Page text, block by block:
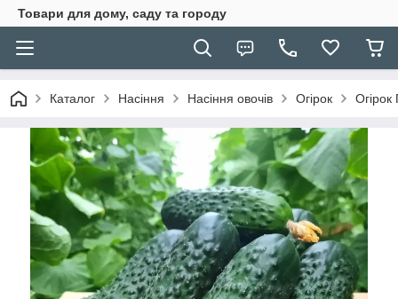
Товари для дому, саду та городу
Каталог Насіння Насіння овочів Огірок Огірок